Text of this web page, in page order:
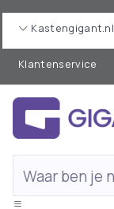
Kastengigant.nl
Klantenservice